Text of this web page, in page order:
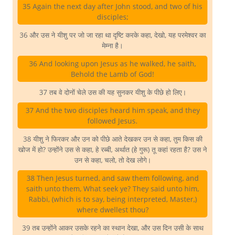
35 Again the next day after John stood, and two of his
disciples;
36 और उस ने यीशु पर जो जा रहा था दृष्टि करके कहा, देखो, यह परमेश्वर का
मेम्ना है।
36 And looking upon Jesus as he walked, he saith,
Behold the Lamb of God!
37 तब वे दोनों चेले उस की यह सुनकर यीशु के पीछे हो लिए।
37 And the two disciples heard him speak, and they
followed Jesus.
38 यीशु ने फिरकर और उन को पीछे आते देखकर उन से कहा, तुम किस की
खोज में हो? उन्होंने उस से कहा, हे रब्बी, अर्थात (हे गुरू) तू कहां रहता है? उस ने
उन से कहा, चलो, तो देख लोगे।
38 Then Jesus turned, and saw them following, and
saith unto them, What seek ye? They said unto him,
Rabbi, (which is to say, being interpreted, Master,)
where dwellest thou?
39 तब उन्होंने आकर उसके रहने का स्थान देखा, और उस दिन उसी के साथ